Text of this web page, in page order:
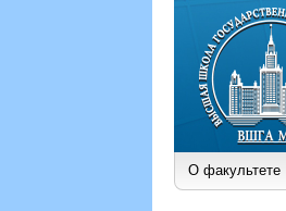
О факультете